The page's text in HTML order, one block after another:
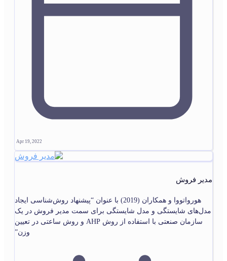
Apr 19, 2022
مدیر فروش
هورواتووا و همکاران (2019) با عنوان “پیشنهاد روش‌شناسی ایجاد
مدل‌های شایستگی و مدل شایستگی برای سمت مدیر فروش در یک
سازمان صنعتی با استفاده از روش AHP و روش ساعتی در تعیین
وزن”